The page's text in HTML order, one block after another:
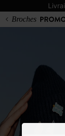
Broches